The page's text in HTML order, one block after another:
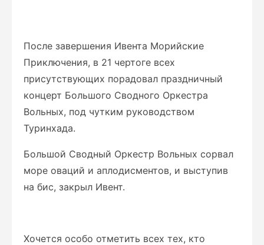
После завершения Ивента Морийские
Приключения, в 21 чертоге всех
присутствующих порадовал праздничный
концерт Большого Сводного Оркестра
Вольных, под чутким руководством
Туринхада.
Большой Сводный Оркестр Вольных сорвал
море оваций и аплодисментов, и выступив
на бис, закрыл Ивент.
Хочется особо отметить всех тех, кто